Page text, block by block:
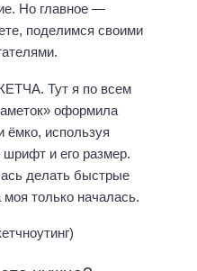
Но главное —
поделимся своими
Тут я по всем
оформила
ёмко, используя
шрифт и его размер.
делать быстрые
только началась.